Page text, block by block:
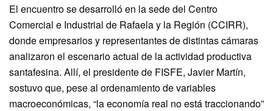
El encuentro se desarrolló en la sede del Centro
Comercial e Industrial de Rafaela y la Región (CCIRR),
donde empresarios y representantes de distintas cámaras
analizaron el escenario actual de la actividad productiva
santafesina. Allí, el presidente de FISFE, Javier Martín,
sostuvo que, pese al ordenamiento de variables
macroeconómicas, “la economía real no está traccionando”